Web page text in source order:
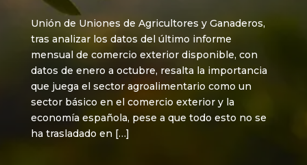
Unión de Uniones de Agricultores y Ganaderos,
tras analizar los datos del último informe
mensual de comercio exterior disponible, con
datos de enero a octubre, resalta la importancia
que juega el sector agroalimentario como un
sector básico en el comercio exterior y la
economía española, pese a que todo esto no se
ha trasladado en […]